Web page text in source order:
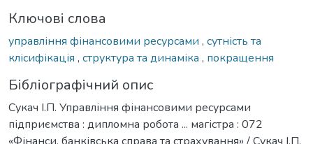
Ключові слова
управління фінансовими ресурсами , сутність та
клісифікація , структура та динаміка , покращення
Бібліографічний опис
Сукач І.П. Управління фінансовими ресурсами
підприємства : дипломна робота ... магістра : 072